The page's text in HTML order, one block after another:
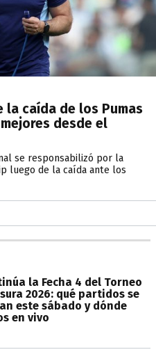
la caída de los Pumas
desde el
se responsabilizó por la
luego de la caída ante los
la Fecha 4 del Torneo
2026: qué partidos se
este sábado y dónde
en vivo